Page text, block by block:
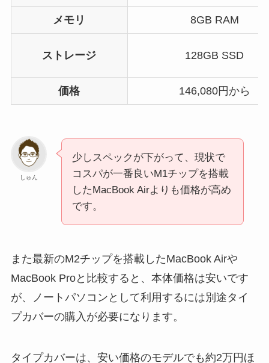
メモリ 8GB RAM
ストレージ 128GB SSD
価格 146,080円から
しゅん
少しスペックが下がって、現状で
コスパが一番良いM1チップを搭載
したMacBook Airよりも価格が高め
です。
また最新のM2チップを搭載したMacBook Airや
MacBook Proと比較すると、本体価格は安いです
が、ノートパソコンとして利用するには別途タイ
プカバーの購入が必要になります。
タイプカバーは、安い価格のモデルでも約2万円ほ